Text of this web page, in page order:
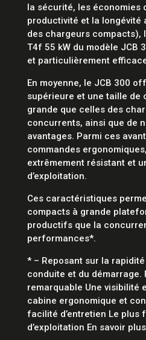
la sécurité, les économies
productivité et la longévité
des chargeurs compacts),
T4f 55 kW du modèle JCB
et particulièrement
En moyenne, le JCB 300
supérieure et une taille de
grande que celles des
concurrents, ainsi que de
avantages. Parmi ces
commandes
extrêmement résistant et
d’exploitation.
Ces caractéristiques
compacts à grande
productifs que la
performances*.
* – Reposant sur la
conduite et du démarrage.
remarquable Une visibilité
cabine ergonomique et
facilité d’entretien Le plus
d’exploitation En savoir